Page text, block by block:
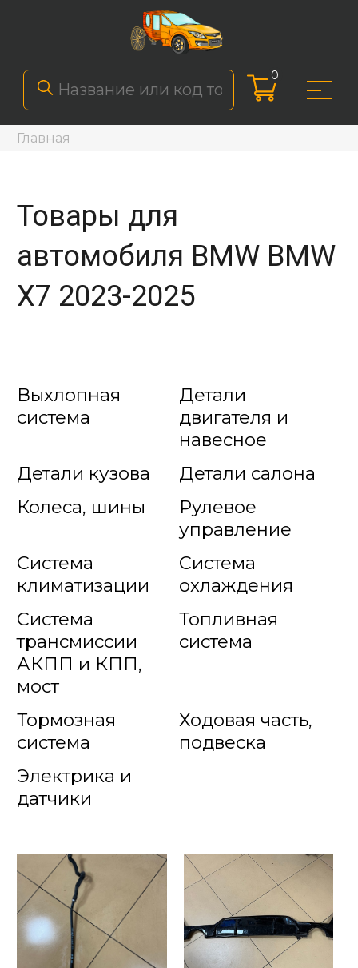
0
Главная
Товары для
автомобиля BMW BMW
X7 2023-2025
Выхлопная
система
Детали
двигателя и
навесное
Детали кузова
Детали салона
Колеса, шины
Рулевое
управление
Система
климатизации
Система
охлаждения
Система
трансмиссии
АКПП и КПП,
мост
Топливная
система
Тормозная
система
Ходовая часть,
подвеска
Электрика и
датчики